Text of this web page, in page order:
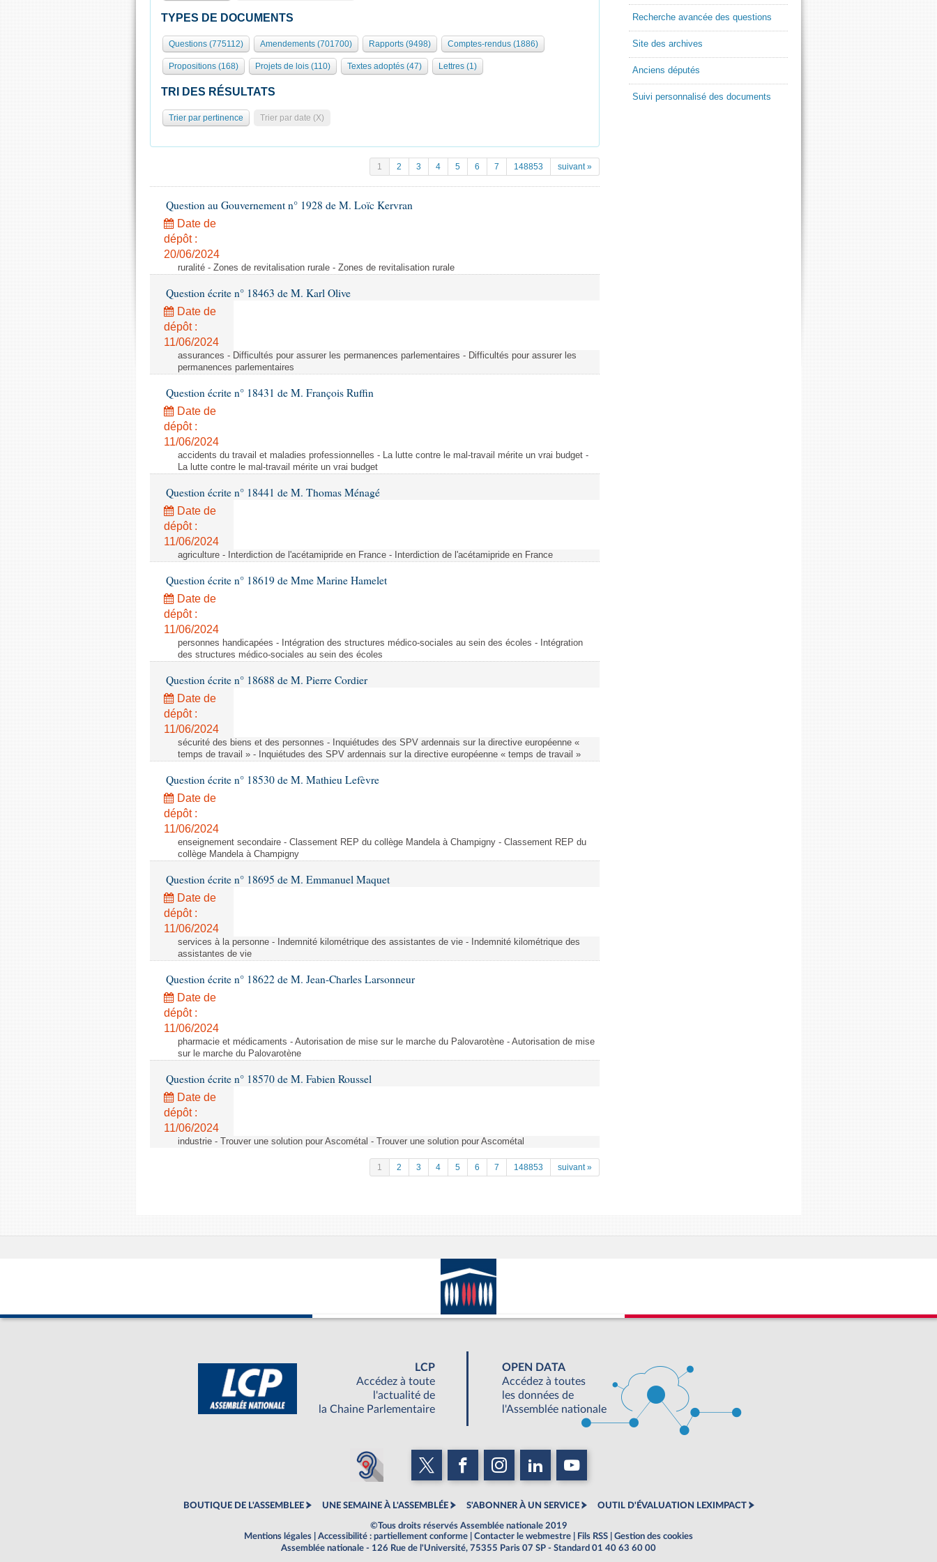
TYPES DE DOCUMENTS
Questions (775112) Amendements (701700) Rapports (9498) Comptes-rendus (1886)
Propositions (168) Projets de lois (110) Textes adoptés (47) Lettres (1)
TRI DES RÉSULTATS
Trier par pertinence Trier par date (X)
1 2 3 4 5 6 7 148853 suivant »
Question au Gouvernement n° 1928 de M. Loïc Kervran
Date de
dépôt :
20/06/2024
ruralité - Zones de revitalisation rurale - Zones de revitalisation rurale
Question écrite n° 18463 de M. Karl Olive
Date de
dépôt :
11/06/2024
assurances - Difficultés pour assurer les permanences parlementaires - Difficultés pour assurer les
permanences parlementaires
Question écrite n° 18431 de M. François Ruffin
Date de
dépôt :
11/06/2024
accidents du travail et maladies professionnelles - La lutte contre le mal-travail mérite un vrai budget -
La lutte contre le mal-travail mérite un vrai budget
Question écrite n° 18441 de M. Thomas Ménagé
Date de
dépôt :
11/06/2024
agriculture - Interdiction de l'acétamipride en France - Interdiction de l'acétamipride en France
Question écrite n° 18619 de Mme Marine Hamelet
Date de
dépôt :
11/06/2024
personnes handicapées - Intégration des structures médico-sociales au sein des écoles - Intégration
des structures médico-sociales au sein des écoles
Question écrite n° 18688 de M. Pierre Cordier
Date de
dépôt :
11/06/2024
sécurité des biens et des personnes - Inquiétudes des SPV ardennais sur la directive européenne «
temps de travail » - Inquiétudes des SPV ardennais sur la directive européenne « temps de travail »
Question écrite n° 18530 de M. Mathieu Lefèvre
Date de
dépôt :
11/06/2024
enseignement secondaire - Classement REP du collège Mandela à Champigny - Classement REP du
collège Mandela à Champigny
Question écrite n° 18695 de M. Emmanuel Maquet
Date de
dépôt :
11/06/2024
services à la personne - Indemnité kilométrique des assistantes de vie - Indemnité kilométrique des
assistantes de vie
Question écrite n° 18622 de M. Jean-Charles Larsonneur
Date de
dépôt :
11/06/2024
pharmacie et médicaments - Autorisation de mise sur le marche du Palovarotène - Autorisation de mise
sur le marche du Palovarotène
Question écrite n° 18570 de M. Fabien Roussel
Date de
dépôt :
11/06/2024
industrie - Trouver une solution pour Ascométal - Trouver une solution pour Ascométal
1 2 3 4 5 6 7 148853 suivant »
Recherche avancée des questions
Site des archives
Anciens députés
Suivi personnalisé des documents
LCP
Accédez à toute
l'actualité de
la Chaine Parlementaire
OPEN DATA
Accédez à toutes
les données de
l'Assemblée nationale
BOUTIQUE DE L'ASSEMBLEE UNE SEMAINE À L'ASSEMBLÉE S'ABONNER À UN SERVICE OUTIL D'ÉVALUATION LEXIMPACT
©Tous droits réservés Assemblée nationale 2019
Mentions légales
Accessibilité : partiellement conforme Contacter le webmestre Fils RSS
Gestion des cookies
Assemblée nationale - 126 Rue de l'Université, 75355 Paris 07 SP - Standard 01 40 63 60 00